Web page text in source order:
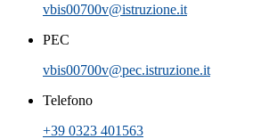
vbis00700v@istruzione.it
PEC
vbis00700v@pec.istruzione.it
Telefono
+39 0323 401563